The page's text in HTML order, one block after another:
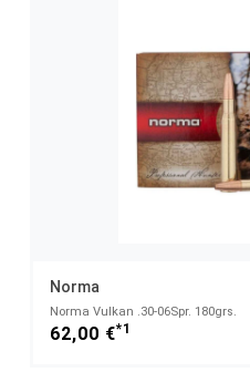
Norma
Norma Vulkan .30-06Spr. 180grs.
62,00 €*1